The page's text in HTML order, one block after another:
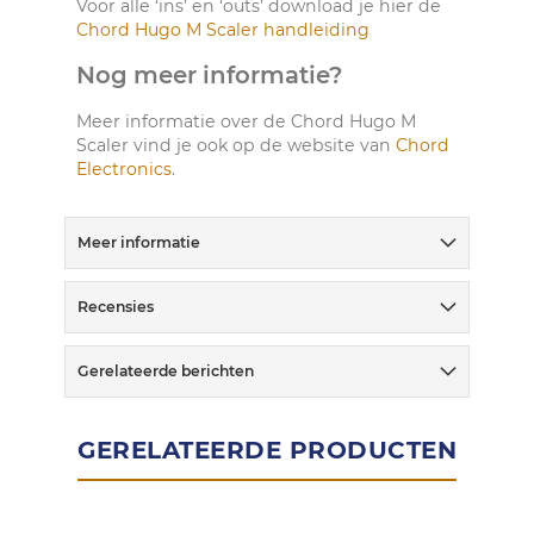
Voor alle ‘ins’ en ‘outs’ download je hier de
Chord Hugo M Scaler handleiding
Nog meer informatie?
Meer informatie over de Chord Hugo M
Scaler vind je ook op de website van Chord
Electronics.
Meer informatie
Recensies
Gerelateerde berichten
GERELATEERDE PRODUCTEN